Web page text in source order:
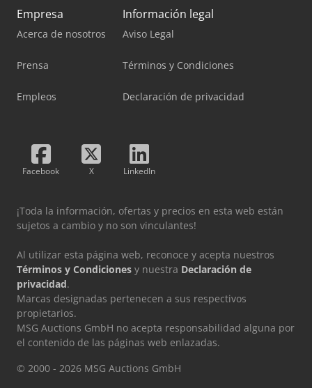
Empresa
Acerca de nosotros
Prensa
Empleos
Información legal
Aviso Legal
Términos y Condiciones
Declaración de privacidad
Facebook X LinkedIn
¡Toda la información, ofertas y precios en esta web están
sujetos a cambio y no son vinculantes!
Al utilizar esta página web, reconoce y acepta nuestros
Términos y Condiciones y nuestra Declaración de
privacidad.
Marcas designadas pertenecen a sus respectivos
propietarios.
MSG Auctions GmbH no acepta responsabilidad alguna por
el contenido de las páginas web enlazadas.
© 2000 - 2026 MSG Auctions GmbH